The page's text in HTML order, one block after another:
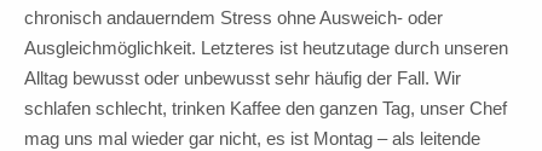
chronisch andauerndem Stress ohne Ausweich- oder
Ausgleichmöglichkeit. Letzteres ist heutzutage durch unseren
Alltag bewusst oder unbewusst sehr häufig der Fall. Wir
schlafen schlecht, trinken Kaffee den ganzen Tag, unser Chef
mag uns mal wieder gar nicht, es ist Montag – als leitende